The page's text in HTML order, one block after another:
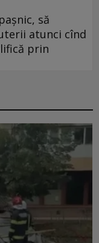
să
atunci cînd
prin